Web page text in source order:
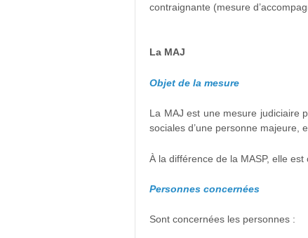
contraignante (mesure
La MAJ
Objet de la mesure
La MAJ est une mesure judiciaire
sociales d’une personne majeure,
À la différence de la MASP, elle est
Personnes concernées
Sont concernées les personnes :